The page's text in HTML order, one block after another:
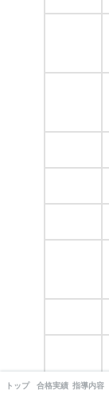
トップ 合格実績 指導内容